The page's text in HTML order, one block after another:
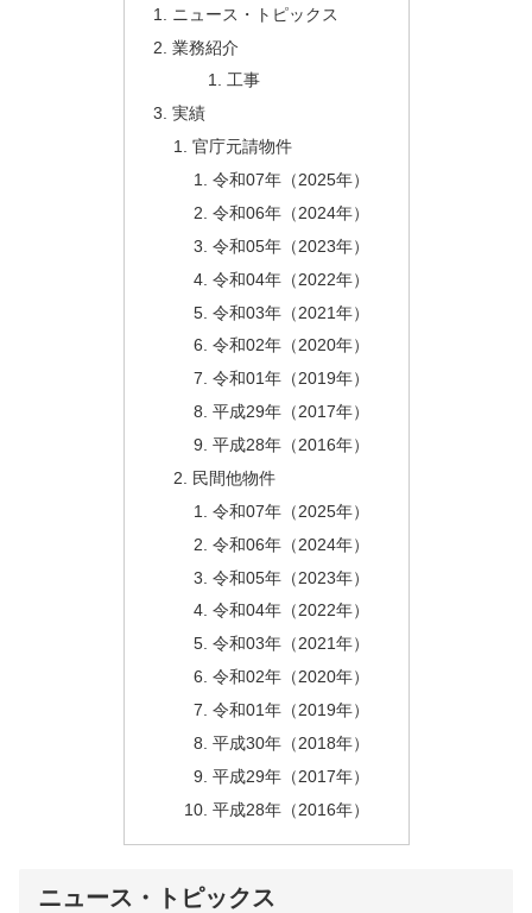
ニュース・トピックス
業務紹介
工事
実績
官庁元請物件
令和07年（2025年）
令和06年（2024年）
令和05年（2023年）
令和04年（2022年）
令和03年（2021年）
令和02年（2020年）
令和01年（2019年）
平成29年（2017年）
平成28年（2016年）
民間他物件
令和07年（2025年）
令和06年（2024年）
令和05年（2023年）
令和04年（2022年）
令和03年（2021年）
令和02年（2020年）
令和01年（2019年）
平成30年（2018年）
平成29年（2017年）
平成28年（2016年）
ニュース・トピックス